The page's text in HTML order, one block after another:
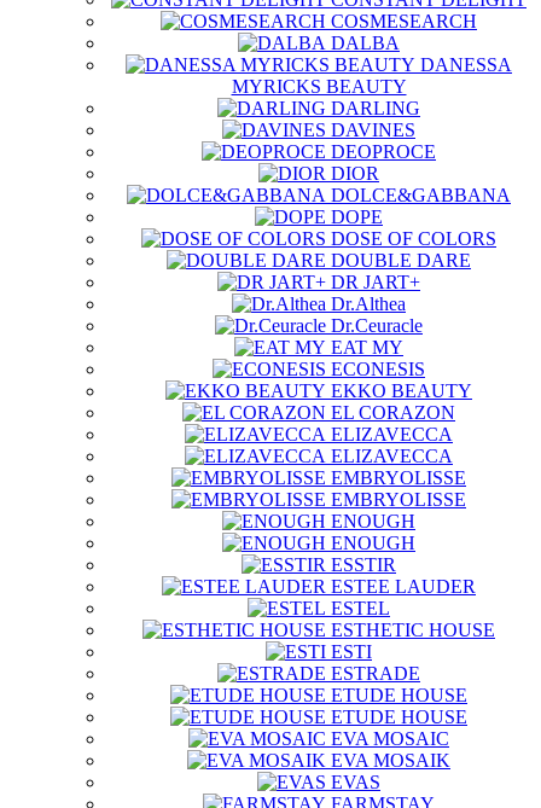
COSMESEARCH
DALBA
DANESSA
MYRICKS BEAUTY
DARLING
DAVINES
DEOPROCE
DIOR
DOLCE&GABBANA
DOPE
DOSE OF COLORS
DOUBLE DARE
DR JART+
Dr.Althea
Dr.Ceuracle
EAT MY
ECONESIS
EKKO BEAUTY
EL CORAZON
ELIZAVECCA
ELIZAVECCA
EMBRYOLISSE
EMBRYOLISSE
ENOUGH
ENOUGH
ESSTIR
ESTEE LAUDER
ESTEL
ESTHETIC HOUSE
ESTI
ESTRADE
ETUDE HOUSE
ETUDE HOUSE
EVA MOSAIC
EVA MOSAIK
EVAS
FARMSTAY